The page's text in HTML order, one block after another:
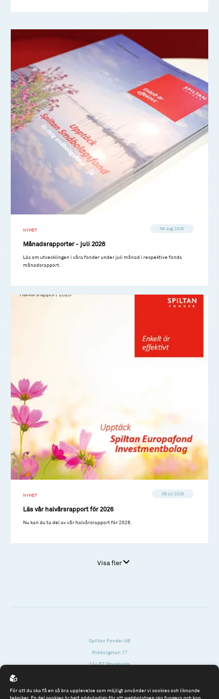
NYHET 06 aug 2026
Månadsrapporter - juli 2026
Läs om utvecklingen i våra fonder under juli månad i respektive fonds
månadsrapport.
NYHET 08 jul 2026
Läs vår halvårsrapport för 2026
Nu kan du ta del av vår halvårsrapport för 2026.
Visa fler
Spiltan Fonder AB
Riddargatan 17
114 57 Stockholm
Tel: 08 - 545 813 40
För att du ska få en så bra upplevelse som möjligt använder vi cookies och liknande
tekniker. En del cookies är helt nödvändiga för att webbplatsen ska fungera och kan